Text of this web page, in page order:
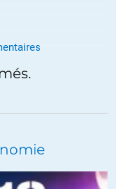
se faire une idée du
de prix nobel de
on prétend mettre